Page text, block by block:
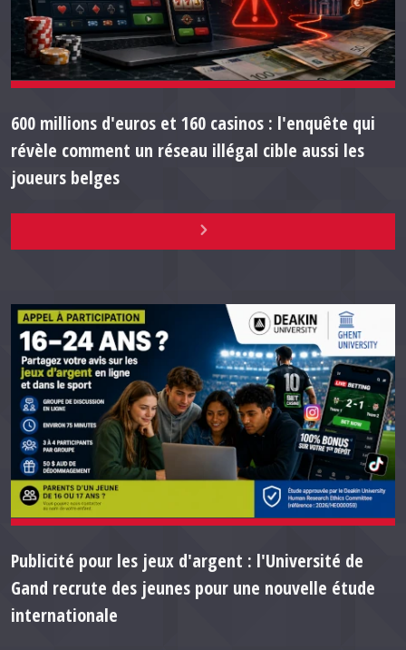
600 millions d'euros et 160 casinos : l'enquête qui
révèle comment un réseau illégal cible aussi les
joueurs belges
Publicité pour les jeux d'argent : l'Université de
Gand recrute des jeunes pour une nouvelle étude
internationale